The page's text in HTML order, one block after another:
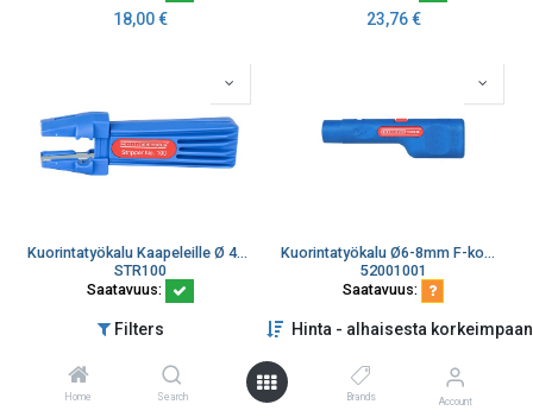
Filters Hinta - alhaisesta korkeimpaan
Home Search Brands Account
18,00€ 23,76€
Kuorintatyökalu Kaapeleille Ø 4-13mm 0,5-16mm2
STR100
Saatavuus:
24,91
Kuorintatyökalu Ø6-8mm F-komp. asennustyökalu 11mm
52001001
Saatavuus:
27,70 €